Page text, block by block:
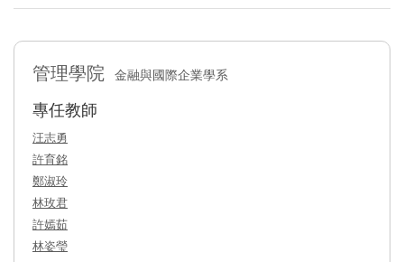
管理學院 金融與國際企業學系
專任教師
汪志勇
許育銘
鄭淑玲
林玫君
許嫣茹
林姿瑩